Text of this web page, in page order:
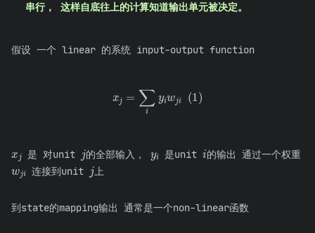
串行， 这样自底往上的计算知道输出单元被决定。
假设 一个 linear 的系统 input-output function
=∑ i yiwji (
是 对unit 的全部输入， 是unit 的输出 通过一个权重
wji
连接到unit
j
上
到state的mapping输出 通常是一个non-linear函数